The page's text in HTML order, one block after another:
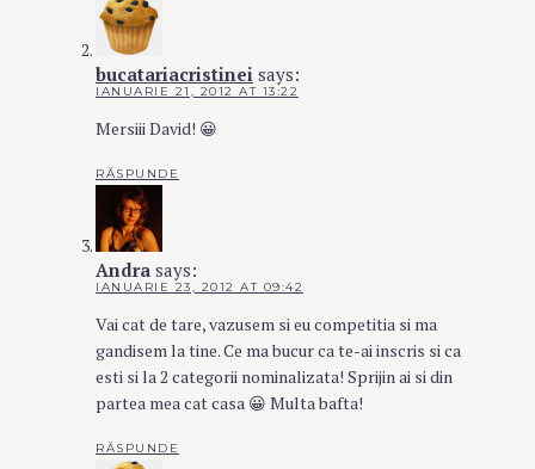
bucatariacristinei says:
IANUARIE 21, 2012 AT 13:22
Mersiii David! 😀
RĂSPUNDE
Andra says:
IANUARIE 23, 2012 AT 09:42
Vai cat de tare, vazusem si eu competitia si ma
gandisem la tine. Ce ma bucur ca te-ai inscris si ca
esti si la 2 categorii nominalizata! Sprijin ai si din
partea mea cat casa 😀 Multa bafta!
RĂSPUNDE